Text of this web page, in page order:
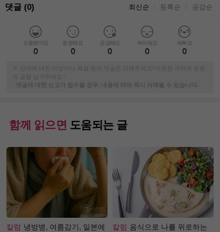
댓글 (0) 최신순 등록순 공감순
도움됐어요
0
응원해요
0
궁금해요
0
부러워요
0
예뻐요
0
※ 상대에 대한 비방이나 욕설 등의 댓글은 피해주세요! 따뜻한 격려와 응원
의 글을 남겨주세요~
-
댓글에 대한 신고가 접수될 경우, 내용에 따라 즉시 삭제될 수 있습니다.
함께 읽으면 도움되는 글
칼럼 냉방병, 여름감기, 일본에
칼럼 음식으로 나를 위로하는